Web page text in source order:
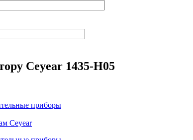
Ceyear 1435-H05
приборы
Ceyear